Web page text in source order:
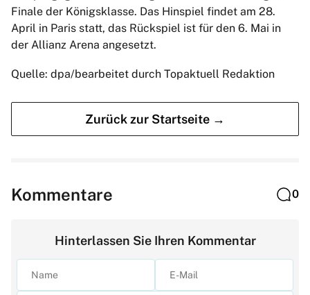
Finale der Königsklasse. Das Hinspiel findet am 28.
April in Paris statt, das Rückspiel ist für den 6. Mai in
der Allianz Arena angesetzt.
Quelle: dpa/bearbeitet durch Topaktuell Redaktion
Zurück zur Startseite →
Kommentare 0
Hinterlassen Sie Ihren Kommentar